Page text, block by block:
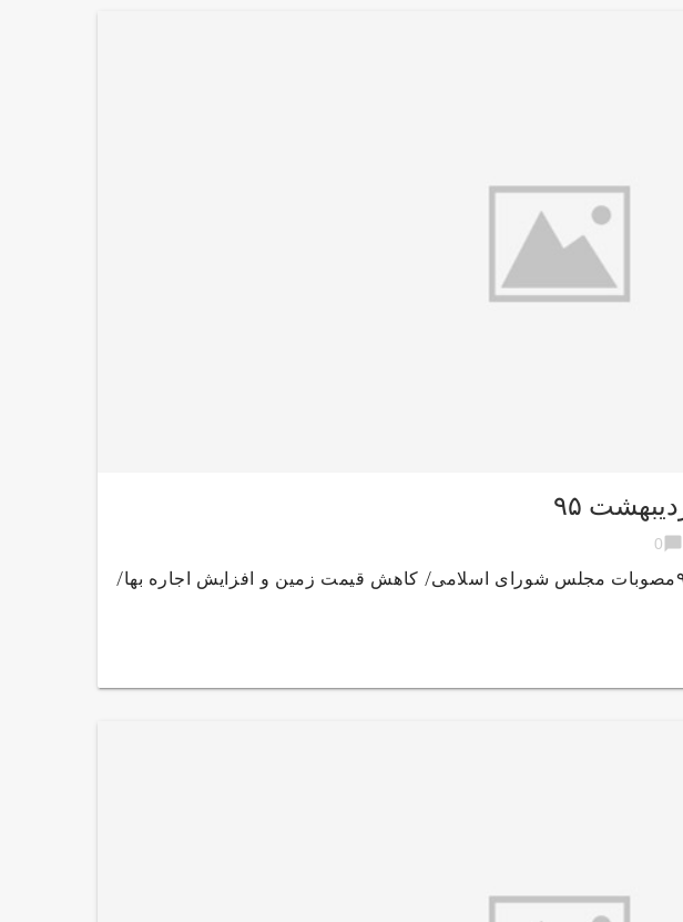
chat_bubble
0
اخبار مشروح ۱۶ یکشنبه ۲۶ اردیبهشت ۹۵مصوبات مجلس شورای اسلامی/ کاهش قیمت زمین و افزایش اجاره بها/